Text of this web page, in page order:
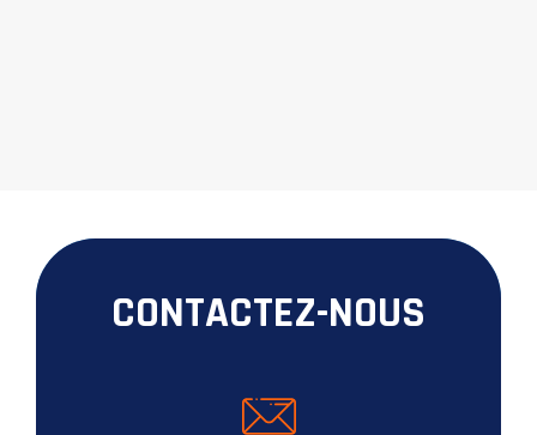
CONTACTEZ-NOUS